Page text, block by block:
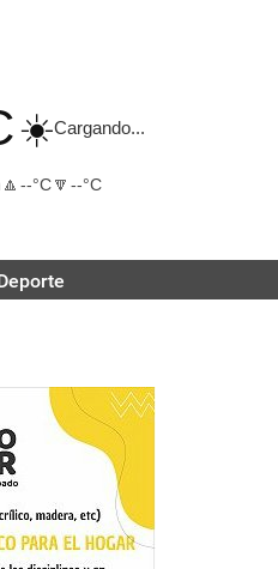
☀️Cargando...
🔼 --°C🔽 --°C